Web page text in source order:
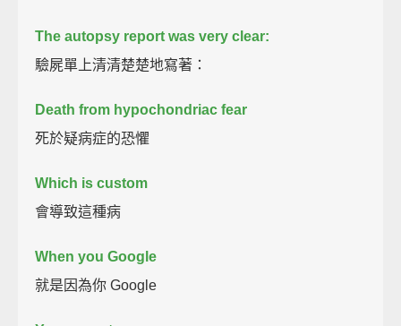
The autopsy report was very clear:
驗屍單上清清楚楚地寫著：
Death from hypochondriac fear
死於疑病症的恐懼
Which is custom
會導致這種病
When you Google
就是因為你 Google